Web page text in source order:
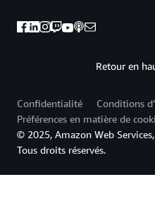
Retour en
Confidentialité
Conditions
Préférences en matière de
© 2025, Amazon Web
Tous droits réservés.